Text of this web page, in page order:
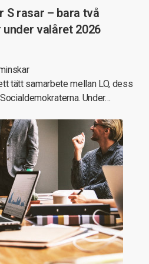
S rasar – bara två
valåret 2026
tätt samarbete mellan LO, dess
Under…